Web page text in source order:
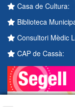
Casa de Cultura:
Biblioteca
Consultori Mèdic
CAP de Cassà: